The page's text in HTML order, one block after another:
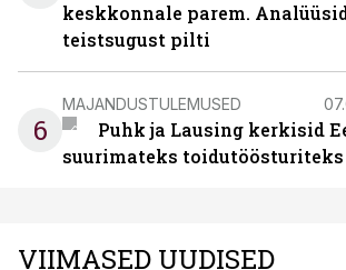
keskkonnale parem.
teistsugust pilti
6
MAJANDUSTULEMUSED
Puhk ja Lausing kerkisid
suurimateks toidutöösturiteks
VIIMASED UUDISED